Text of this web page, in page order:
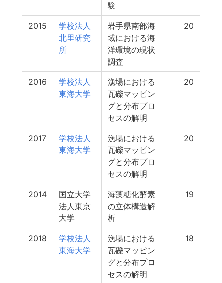
験
2015
学校法人
北里研究
所
岩手県南部海
域における海
洋環境の現状
調査
20
2016
学校法人
東海大学
漁場における
瓦礫マッピン
グと分布プロ
セスの解明
20
2017
学校法人
東海大学
漁場における
瓦礫マッピン
グと分布プロ
セスの解明
20
2014
国立大学
法人東京
大学
海藻糖化酵素
の立体構造解
析
19
2018
学校法人
東海大学
漁場における
瓦礫マッピン
グと分布プロ
セスの解明
18